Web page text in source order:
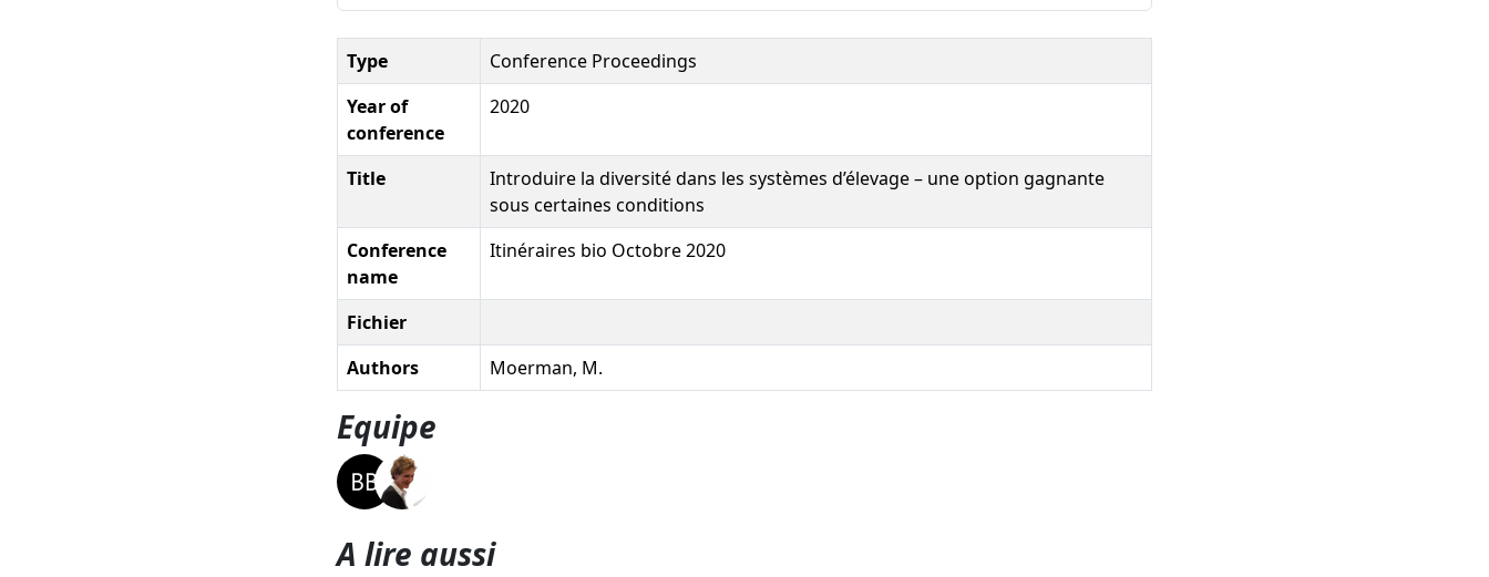
Type
Conference Proceedings
Year of
conference
2020
Title
Introduire la diversité dans les systèmes d’élevage – une option gagnante
sous certaines conditions
Conference
name
Itinéraires bio Octobre 2020
Fichier
Authors
Moerman, M.
Equipe
A lire aussi